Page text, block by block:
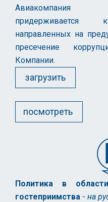
Авиакомпания
придерживается
направленных на
пресечение
Компании.
загрузить
посмотреть
Политика в
гостеприимства - на